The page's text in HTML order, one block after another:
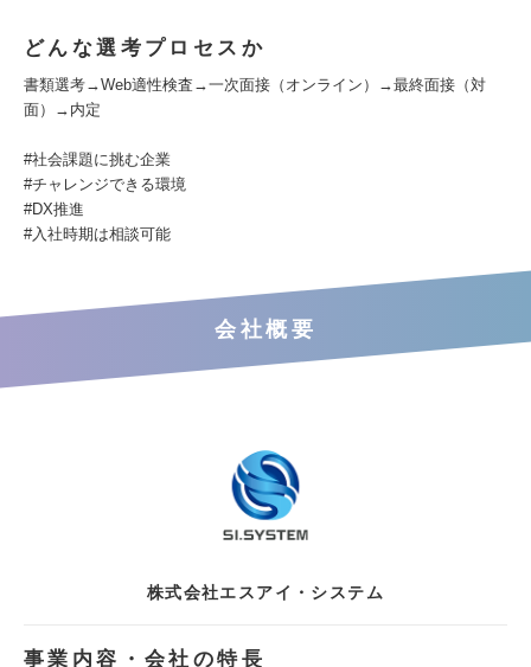
どんな選考プロセスか
書類選考→Web適性検査→一次面接（オンライン）→最終面接（対
面）→内定
#社会課題に挑む企業
#チャレンジできる環境
#DX推進
#入社時期は相談可能
会社概要
株式会社エスアイ・システム
事業内容・会社の特長